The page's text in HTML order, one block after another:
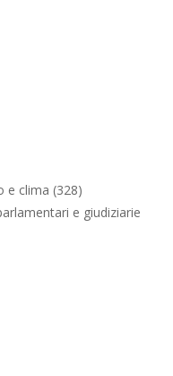
e clima (328)
e giudiziarie